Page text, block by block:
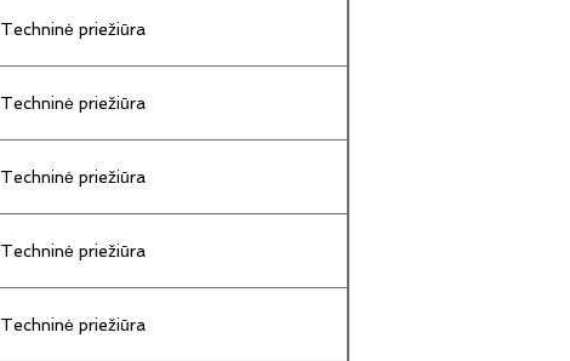
Techninė priežiūra
Techninė priežiūra
Techninė priežiūra
Techninė priežiūra
Techninė priežiūra